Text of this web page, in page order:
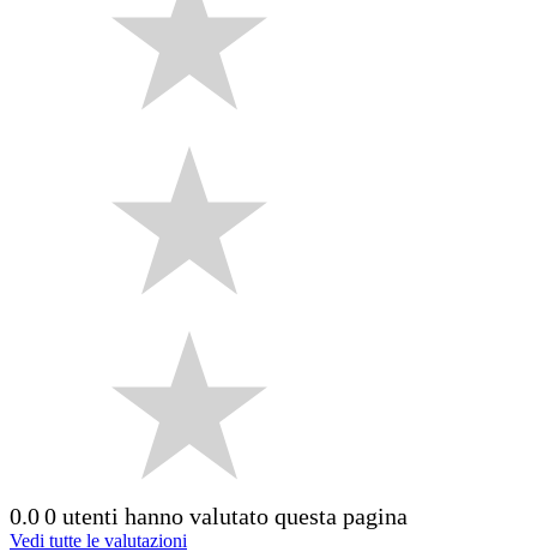
0.00 utenti hanno valutato questa pagina
Vedi tutte le valutazioni